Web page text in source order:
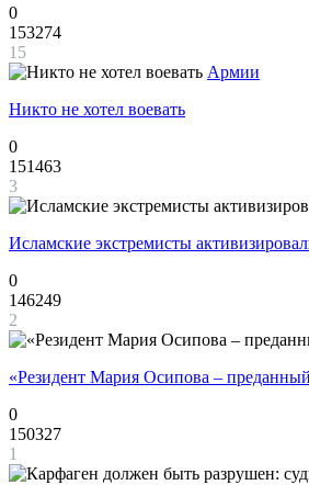
0
153274
15
Армии
Никто не хотел воевать
0
151463
3
Исламские экстремисты
0
146249
2
«Резидент Мария Осипова –
0
150327
1